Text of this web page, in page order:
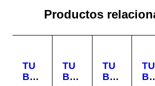
Productos
TU
BO
TU
BO
TU
BO
TU